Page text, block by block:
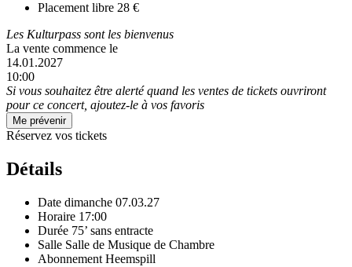
Placement libre 28 €
Les Kulturpass sont les bienvenus
La vente commence le
14.01.2027
10:00
Si vous souhaitez être alerté quand les ventes de tickets ouvriront
pour ce concert, ajoutez-le à vos favoris
Me prévenir
Réservez vos tickets
Détails
Date dimanche 07.03.27
Horaire 17:00
Durée 75’ sans entracte
Salle Salle de Musique de Chambre
Abonnement Heemspill